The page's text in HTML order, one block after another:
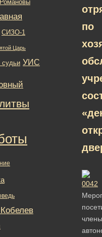
по
члены
Романовы
СИЗО-1
Царь
УИС